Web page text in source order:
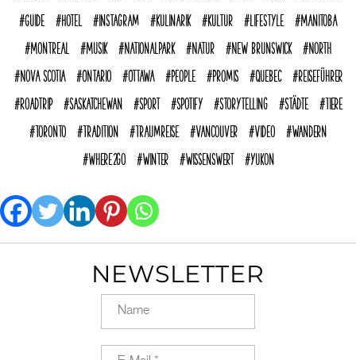
Guide
Hotel Instagram Kulinarik Kultur Lifestyle
Manitoba
Montreal
Musik Nationalpark Natur New Brunswick
North
Nova Scotia
Ontario Ottawa People Promis Quebec
reiseführer
Roadtrip
Saskatchewan Sport Spotify Storytelling Städte
Tiere
Toronto
Tradition Traumreise Vancouver Video
Wandern
where2go
Winter Wissenswert Yukon
NEWSLETTER